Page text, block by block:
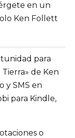
en un
Ken Follett
para
de Ken
y SMS en
para Kindle,
o